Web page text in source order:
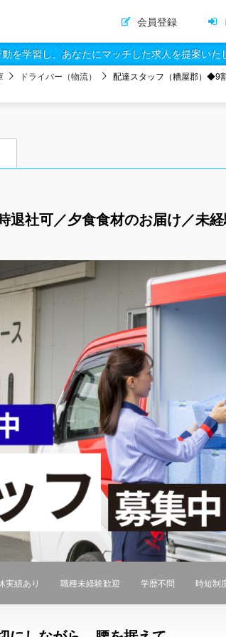
会員登録
を学習し、あなたにマッチした求人を提案いた
ドライバー（物流）
配達スタッフ（糟屋郡）◆9
社可／夕食食材のお届け／未
実績あり 職種未経験歓迎 学歴不問 時短制